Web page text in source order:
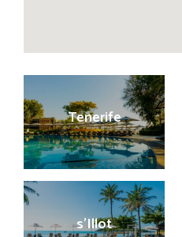
Tenerife
s’Illot